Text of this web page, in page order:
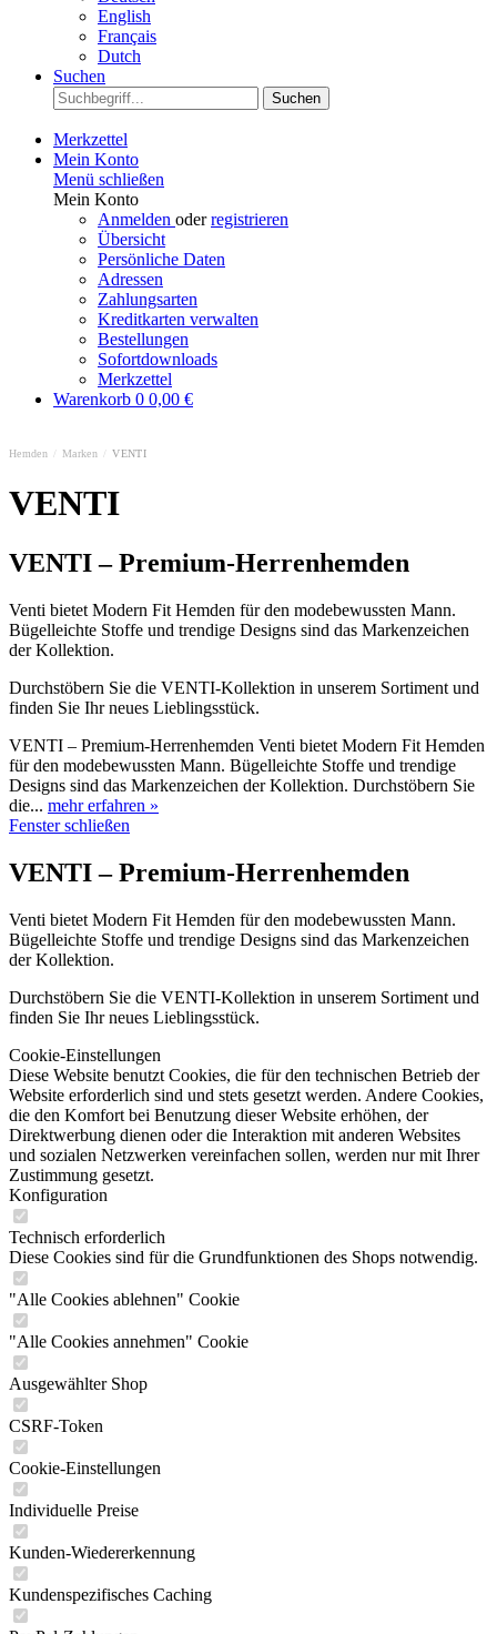
English
Français
Dutch
Suchen
Suchen
Merkzettel
Mein Konto
Menü schließen
Mein Konto
Anmelden oderregistrieren
Übersicht
Persönliche Daten
Adressen
Zahlungsarten
Kreditkarten verwalten
Bestellungen
Sofortdownloads
Merkzettel
Warenkorb 0 0,00 €
Hemden Marken VENTI
VENTI
VENTI – Premium-Herrenhemden
Venti bietet Modern Fit Hemden für den modebewussten Mann.
Bügelleichte Stoffe und trendige Designs sind das Markenzeichen
der Kollektion.
Durchstöbern Sie die VENTI-Kollektion in unserem Sortiment und
finden Sie Ihr neues Lieblingsstück.
VENTI – Premium-Herrenhemden Venti bietet Modern Fit Hemden
für den modebewussten Mann. Bügelleichte Stoffe und trendige
Designs sind das Markenzeichen der Kollektion. Durchstöbern Sie
die... mehr erfahren »
Fenster schließen
VENTI – Premium-Herrenhemden
Venti bietet Modern Fit Hemden für den modebewussten Mann.
Bügelleichte Stoffe und trendige Designs sind das Markenzeichen
der Kollektion.
Durchstöbern Sie die VENTI-Kollektion in unserem Sortiment und
finden Sie Ihr neues Lieblingsstück.
Cookie-Einstellungen
Diese Website benutzt Cookies, die für den technischen Betrieb der
Website erforderlich sind und stets gesetzt werden. Andere Cookies,
die den Komfort bei Benutzung dieser Website erhöhen, der
Direktwerbung dienen oder die Interaktion mit anderen Websites
und sozialen Netzwerken vereinfachen sollen, werden nur mit Ihrer
Zustimmung gesetzt.
Konfiguration
Technisch erforderlich
Diese Cookies sind für die Grundfunktionen des Shops notwendig.
"Alle Cookies ablehnen" Cookie
"Alle Cookies annehmen" Cookie
Ausgewählter Shop
CSRF-Token
Cookie-Einstellungen
Individuelle Preise
Kunden-Wiedererkennung
Kundenspezifisches Caching